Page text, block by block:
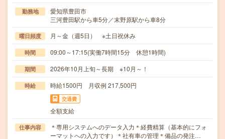
勤務地
愛知県豊田市
三河豊田駅から車5分／末野原駅から車8分
曜日頻度 月～金（週5日） ※土日祝休み
時間 09:00～17:15(実働7時間15分 休憩1時間)
期間 2026年10月上旬～長期 ※10月～！
時給 時給1500円 月収例 217,500円
交通費
全額支給
仕事内容
＊専用システムへのデータ入力＊経費精算（基本的にフォ
ーマットへの入力です）＊社有車の管理＊備品の発注…